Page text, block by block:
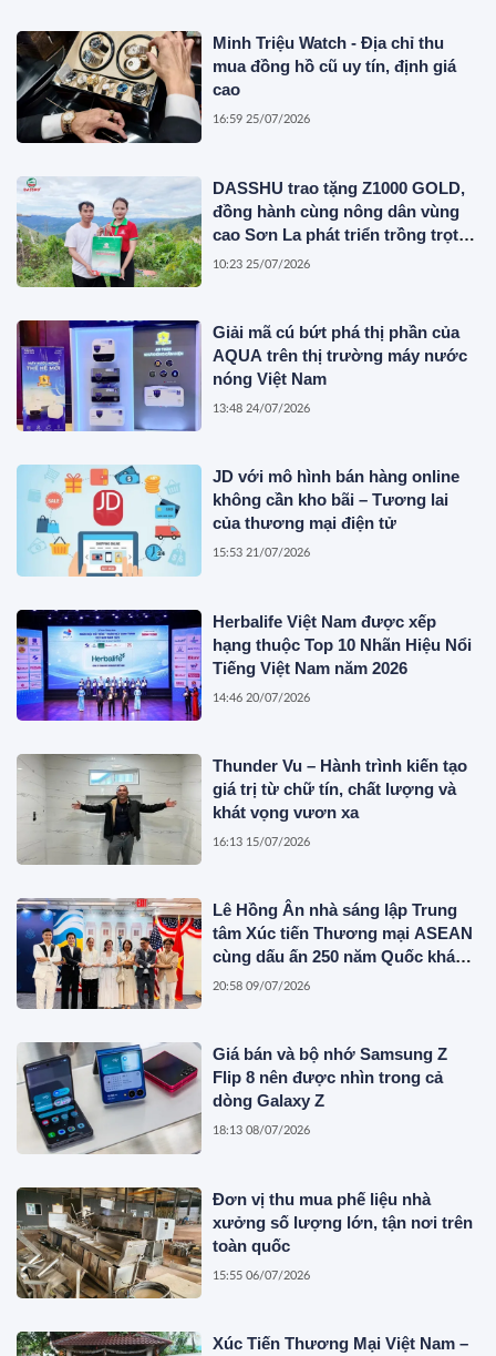
Minh Triệu Watch - Địa chỉ thu
mua đồng hồ cũ uy tín, định giá
cao
16:59 25/07/2026
DASSHU trao tặng Z1000 GOLD,
đồng hành cùng nông dân vùng
cao Sơn La phát triển trồng trọt
bền vững
10:23 25/07/2026
Giải mã cú bứt phá thị phần của
AQUA trên thị trường máy nước
nóng Việt Nam
13:48 24/07/2026
JD với mô hình bán hàng online
không cần kho bãi – Tương lai
của thương mại điện tử
15:53 21/07/2026
Herbalife Việt Nam được xếp
hạng thuộc Top 10 Nhãn Hiệu Nổi
Tiếng Việt Nam năm 2026
14:46 20/07/2026
Thunder Vu – Hành trình kiến tạo
giá trị từ chữ tín, chất lượng và
khát vọng vươn xa
16:13 15/07/2026
Lê Hồng Ân nhà sáng lập Trung
tâm Xúc tiến Thương mại ASEAN
cùng dấu ấn 250 năm Quốc khánh
Hoa Kỳ
20:58 09/07/2026
Giá bán và bộ nhớ Samsung Z
Flip 8 nên được nhìn trong cả
dòng Galaxy Z
18:13 08/07/2026
Đơn vị thu mua phế liệu nhà
xưởng số lượng lớn, tận nơi trên
toàn quốc
15:55 06/07/2026
Xúc Tiến Thương Mại Việt Nam –